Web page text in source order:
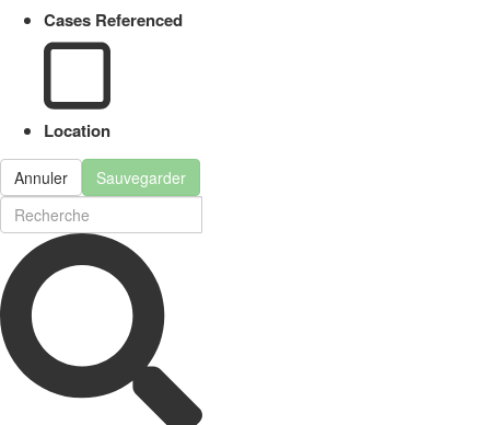
Cases Referenced
Location
Annuler Sauvegarder